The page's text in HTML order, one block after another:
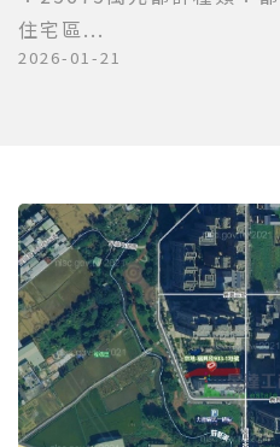
住宅區...
2026-01-21